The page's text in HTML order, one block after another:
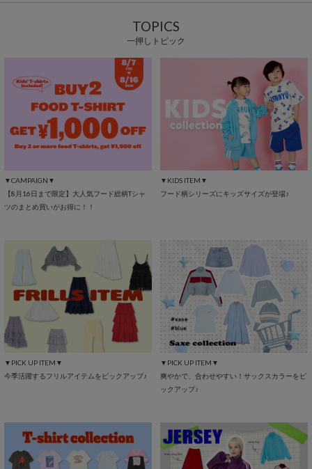
TOPICS
一押しトピック
▼CAMPAIGN▼
【8月16日まで限定】大人気フード総柄Tシャ
ツのまとめ買いがお得に！！
▼KIDS ITEM▼
フード柄シリーズにキッズサイズが登場♪
▼PICK UP ITEM▼
今季活躍するフリルアイテムをピックアップ♪
▼PICK UP ITEM▼
爽やかで、合わせやすい！サックスカラーをピ
ックアップ♪